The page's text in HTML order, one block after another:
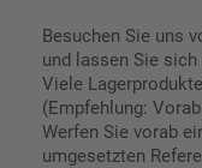
Besuchen Sie uns
und lassen Sie
Viele
(Empfehlung:
Werfen Sie vorab
umgesetzten